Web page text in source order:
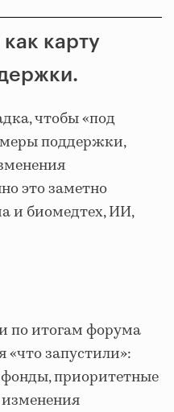
карту
чтобы «под
меры поддержки,
это заметно
и биомедтех, ИИ,
по итогам форума
«что запустили»:
приоритетные